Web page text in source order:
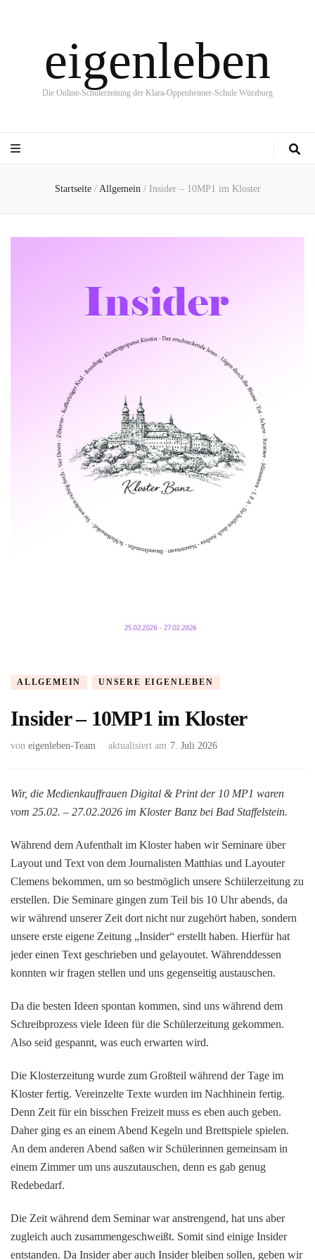
eigenleben
Die Online-Schülerzeitung der Klara-Oppenheimer-Schule Würzburg
Startseite / Allgemein / Insider – 10MP1 im Kloster
ALLGEMEIN UNSERE EIGENLEBEN
Insider – 10MP1 im Kloster
von eigenleben-Team aktualisiert am 7. Juli 2026
Wir, die Medienkauffrauen Digital & Print der 10 MP1 waren
vom 25.02. – 27.02.2026 im Kloster Banz bei Bad Staffelstein.
Während dem Aufenthalt im Kloster haben wir Seminare über
Layout und Text von dem Journalisten Matthias und Layouter
Clemens bekommen, um so bestmöglich unsere Schülerzeitung zu
erstellen. Die Seminare gingen zum Teil bis 10 Uhr abends, da
wir während unserer Zeit dort nicht nur zugehört haben, sondern
unsere erste eigene Zeitung „Insider“ erstellt haben. Hierfür hat
jeder einen Text geschrieben und gelayoutet. Währenddessen
konnten wir fragen stellen und uns gegenseitig austauschen.
Da die besten Ideen spontan kommen, sind uns während dem
Schreibprozess viele Ideen für die Schülerzeitung gekommen.
Also seid gespannt, was euch erwarten wird.
Die Klosterzeitung wurde zum Großteil während der Tage im
Kloster fertig. Vereinzelte Texte wurden im Nachhinein fertig.
Denn Zeit für ein bisschen Freizeit muss es eben auch geben.
Daher ging es an einem Abend Kegeln und Brettspiele spielen.
An dem anderen Abend saßen wir Schülerinnen gemeinsam in
einem Zimmer um uns auszutauschen, denn es gab genug
Redebedarf.
Die Zeit während dem Seminar war anstrengend, hat uns aber
zugleich auch zusammengeschweißt. Somit sind einige Insider
entstanden. Da Insider aber auch Insider bleiben sollen, geben wir